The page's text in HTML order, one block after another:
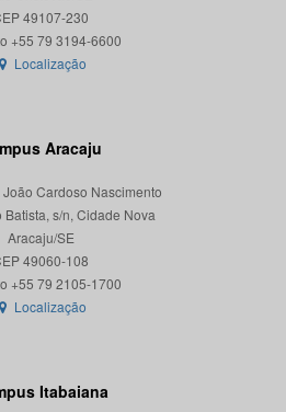
49107-230
Localização
Aracaju
Cardoso Nascimento
s/n, Cidade Nova
Aracaju/SE
49060-108
Localização
Itabaiana